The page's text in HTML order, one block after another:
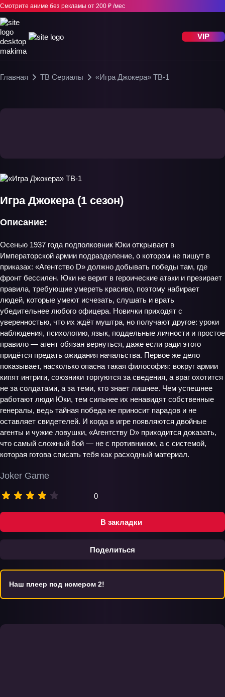
Смотрите аниме без рекламы от 200 ₽ /мес
VIP
Главная ТВ Сериалы «Игра Джокера» ТВ-1
В закладки
Поделиться
Игра Джокера (1 сезон)
Joker Game
0
Описание:
Осенью 1937 года подполковник Юки открывает в
Императорской армии подразделение, о котором не пишут в
приказах: «Агентство D» должно добывать победы там, где
фронт бессилен. Юки не верит в героические атаки и презирает
правила, требующие умереть красиво, поэтому набирает
людей, которые умеют исчезать, слушать и врать
убедительнее любого офицера. Новички приходят с
уверенностью, что их ждёт муштра, но получают другое: уроки
наблюдения, психологию, язык, поддельные личности и простое
правило — агент обязан вернуться, даже если ради этого
придётся предать ожидания начальства. Первое же дело
показывает, насколько опасна такая философия: вокруг армии
кипят интриги, союзники торгуются за сведения, а враг охотится
не за солдатами, а за теми, кто знает лишнее. Чем успешнее
работают люди Юки, тем сильнее их ненавидят собственные
генералы, ведь тайная победа не приносит парадов и не
оставляет свидетелей. И когда в игре появляются двойные
агенты и чужие ловушки, «Агентству D» приходится доказать,
что самый сложный бой — не с противником, а с системой,
которая готова списать тебя как расходный материал.
Наш плеер под номером 2!